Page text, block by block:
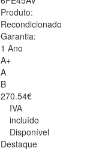
Produto:
Recondicionado
Garantia:
1 Ano
A+
A
B
270.54€
IVA
incluído
Disponível
Destaque